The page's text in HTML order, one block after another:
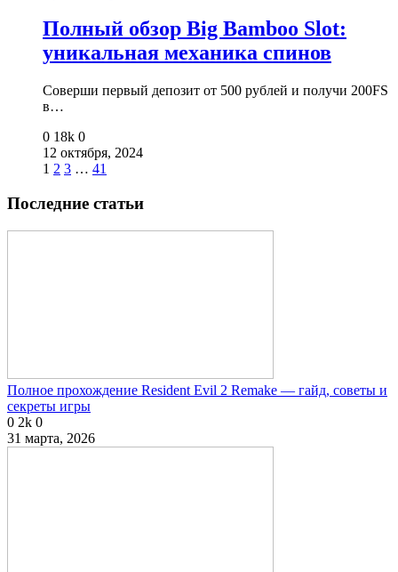
Полный обзор Big Bamboo Slot:
уникальная механика спинов
Соверши первый депозит от 500 рублей и получи 200FS
в…
0 18k 0
12 октября, 2024
1 2 3 … 41
Последние статьи
Полное прохождение Resident Evil 2 Remake — гайд, советы и
секреты игры
0 2k 0
31 марта, 2026